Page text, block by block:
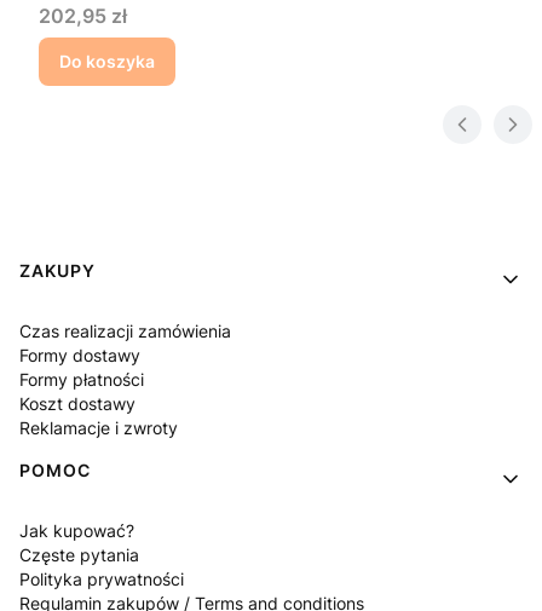
Cena
202,95 zł
Do koszyka
Linki w stopce
ZAKUPY
Czas realizacji zamówienia
Formy dostawy
Formy płatności
Koszt dostawy
Reklamacje i zwroty
POMOC
Jak kupować?
Częste pytania
Polityka prywatności
Regulamin zakupów / Terms and conditions